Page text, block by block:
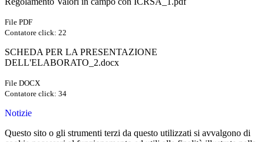
File PDF
Contatore click: 22
SCHEDA PER LA PRESENTAZIONE
DELL'ELABORATO_2.docx
File DOCX
Contatore click: 34
Notizie
Questo sito o gli strumenti terzi da questo utilizzati si avvalgono di